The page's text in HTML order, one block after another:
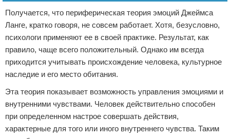
Получается, что периферическая теория эмоций Джеймса
Ланге, кратко говоря, не совсем работает. Хотя, безусловно,
психологи применяют ее в своей практике. Результат, как
правило, чаще всего положительный. Однако им всегда
приходится учитывать происхождение человека, культурное
наследие и его место обитания.
Эта теория показывает возможность управления эмоциями и
внутренними чувствами. Человек действительно способен
при определенном настрое совершать действия,
характерные для того или иного внутреннего чувства. Таким